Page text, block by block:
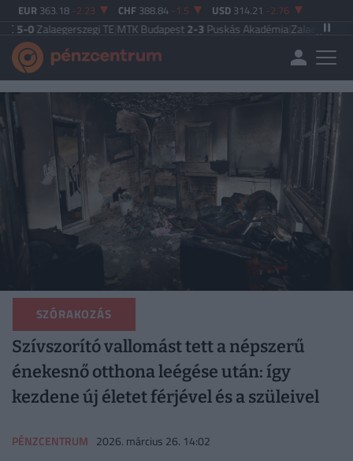
EUR 363.18 -2.23 CHF 388.84 -1.5 USD 314.21 -2.76
TE|MTK Budapest2-3Puskás Akadémia|Zalaegerszegi TE 5-2
SZÓRAKOZÁS
Szívszorító vallomást tett a népszerű
énekesnő otthona leégése után: így
kezdene új életet férjével és a szüleivel
PÉNZCENTRUM 2026. március 26. 14:02